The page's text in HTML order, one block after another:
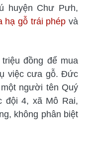
huyện Chư Pưh,
hạ gỗ trái phép và
đồng để mua
việc cưa gỗ. Đức
người tên Quý
đội 4, xã Mô Rai,
không phân biệt